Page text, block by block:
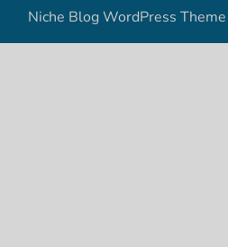
Niche Blog WordPress